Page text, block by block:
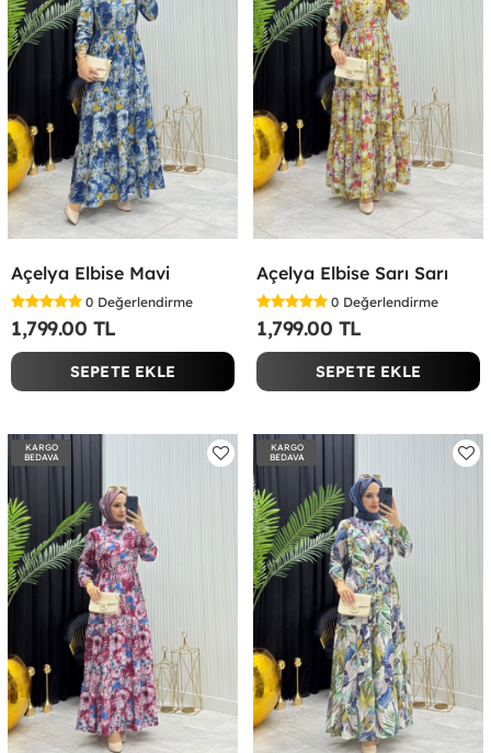
Açelya Elbise Mavi
0 Değerlendirme
1,799.00 TL
SEPETE EKLE
Açelya Elbise Sarı Sarı
0 Değerlendirme
1,799.00 TL
SEPETE EKLE
KARGO
BEDAVA
KARGO
BEDAVA